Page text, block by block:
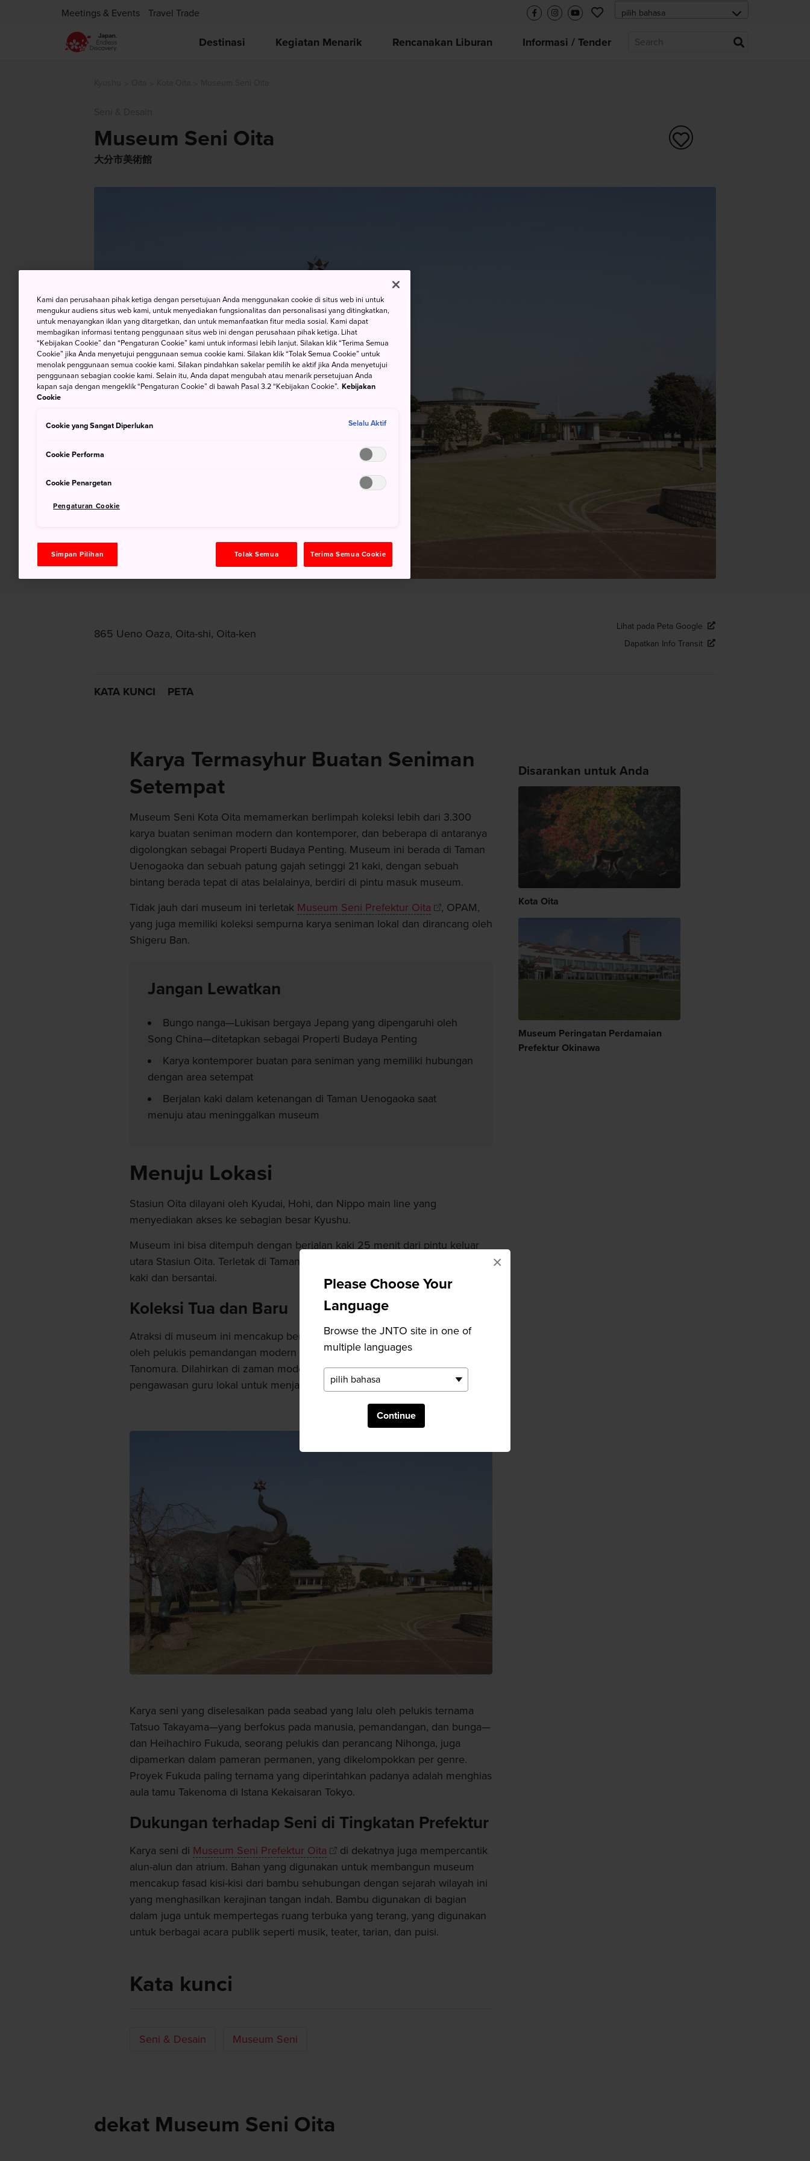
Please Choose Your
Language
Browse the JNTO site in one of
multiple languages
Continue
×
Meetings & Events Travel Trade
Destinasi Kegiatan Menarik Rencanakan Liburan Informasi / Tender
Museum Seni Oita
大分市美術館
865 Ueno Oaza, Oita-shi, Oita-ken
Lihat pada Peta Google
Dapatkan Info Transit
KATA KUNCI PETA
Karya Termasyhur Buatan Seniman
Setempat
Museum Seni Kota Oita memamerkan berlimpah koleksi lebih dari 3.300
karya buatan seniman modern dan kontemporer, dan beberapa di antaranya
digolongkan sebagai Properti Budaya Penting. Museum ini berada di Taman
Uenogaoka dan sebuah patung gajah setinggi 21 kaki, dengan sebuah
bintang berada tepat di atas belalainya, berdiri di pintu masuk museum.
Tidak jauh dari museum ini terletak Museum Seni Prefektur Oita
, OPAM,
yang juga memiliki koleksi sempurna karya seniman lokal dan dirancang oleh
Shigeru Ban.
Jangan Lewatkan
Bungo nanga—Lukisan bergaya Jepang yang dipengaruhi oleh
Song China—ditetapkan sebagai Properti Budaya Penting
Karya kontemporer buatan para seniman yang memiliki hubungan
dengan area setempat
Berjalan kaki dalam ketenangan di Taman Uenogaoka saat
menuju atau meninggalkan museum
Menuju Lokasi
Stasiun Oita dilayani oleh Kyudai, Hohi, dan Nippo main line yang
menyediakan akses ke sebagian besar Kyushu.
Museum ini bisa ditempuh dengan berjalan kaki 25 menit dari pintu keluar
utara Stasiun Oita. Terletak di Taman Uenogaoka yang populer untuk berjalan
kaki dan bersantai.
Koleksi Tua dan Baru
Atraksi di museum ini mencakup berbagai contoh bungo nanga yang dibuat
oleh pelukis pemandangan modern dari awal abad ke-17, Chikuden
Tanomura. Dilahirkan di zaman modern
Oita
, ia belajar di bawah
pengawasan guru lokal untuk menjadi seniman yang mapan dan dihormati.
Karya seni yang diselesaikan pada seabad yang lalu oleh pelukis ternama
Tatsuo Takayama—yang berfokus pada manusia, pemandangan, dan bunga—
dan Heihachiro Fukuda, seorang pelukis dan perancang Nihonga, juga
dipamerkan dalam pameran permanen, yang dikelompokkan per genre.
Proyek Fukuda paling ternama yang diperintahkan padanya adalah menghias
aula tamu Takenoma di Istana Kekaisaran Tokyo.
Dukungan terhadap Seni di Tingkatan Prefektur
Karya seni di Museum Seni Prefektur Oita
di dekatnya juga mempercantik
alun-alun dan atrium. Bahan yang digunakan untuk membangun museum
mencakup fasad kisi-kisi dari bambu sehubungan dengan sejarah wilayah ini
yang menghasilkan kerajinan tangan indah. Bambu digunakan di bagian
dalam juga untuk mempertegas ruang terbuka yang terang, yang digunakan
untuk berbagai acara publik seperti musik, teater, tarian, dan puisi.
Kata kunci
Seni & Desain Museum Seni
Disarankan untuk Anda
Kota Oita
Museum Peringatan Perdamaian
Prefektur Okinawa
dekat Museum Seni Oita
Kami dan perusahaan pihak ketiga dengan persetujuan Anda menggunakan cookie di situs web ini untuk
mengukur audiens situs web kami, untuk menyediakan fungsionalitas dan personalisasi yang ditingkatkan,
untuk menayangkan iklan yang ditargetkan, dan untuk memanfaatkan fitur media sosial. Kami dapat
membagikan informasi tentang penggunaan situs web ini dengan perusahaan pihak ketiga. Lihat
“Kebijakan Cookie” dan “Pengaturan Cookie” kami untuk informasi lebih lanjut. Silakan klik “Terima Semua
Cookie” jika Anda menyetujui penggunaan semua cookie kami. Silakan klik “Tolak Semua Cookie” untuk
menolak penggunaan semua cookie kami. Silakan pindahkan sakelar pemilih ke aktif jika Anda menyetujui
penggunaan sebagian cookie kami. Selain itu, Anda dapat mengubah atau menarik persetujuan Anda
kapan saja dengan mengeklik “Pengaturan Cookie” di bawah Pasal 3.2 “Kebijakan Cookie”. Kebijakan
Cookie
Cookie yang Sangat Diperlukan Selalu Aktif
Cookie Performa
Cookie Penargetan
Pengaturan Cookie
Simpan Pilihan Tolak Semua Terima Semua Cookie